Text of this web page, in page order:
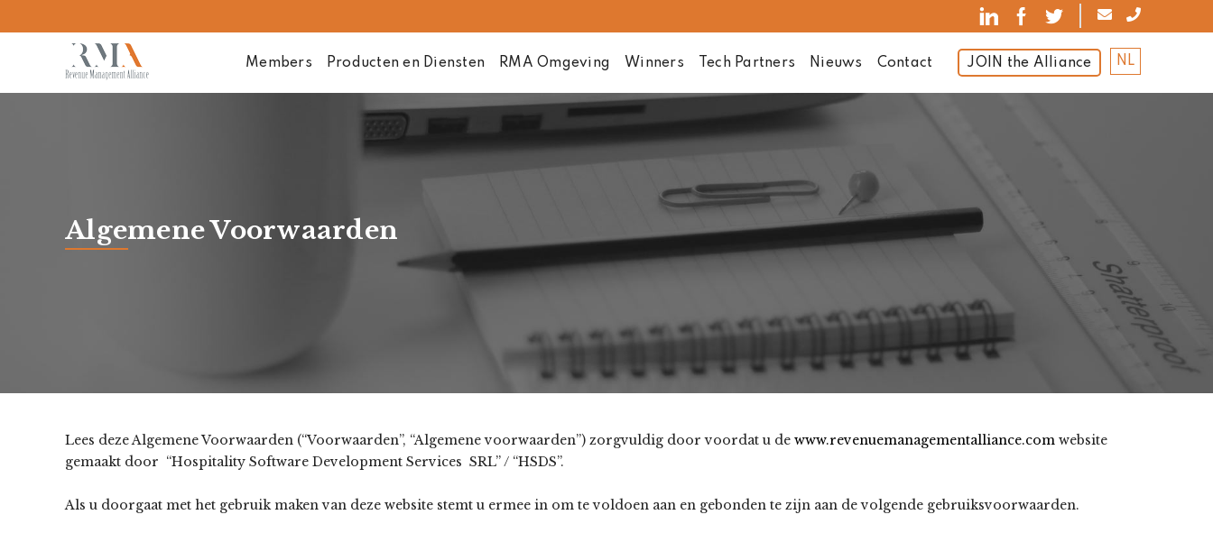
NL
JOIN the Alliance
Members Producten en Diensten RMA Omgeving Winners Tech Partners Nieuws Contact
Algemene Voorwaarden
Lees deze Algemene Voorwaarden (“Voorwaarden”, “Algemene voorwaarden”) zorgvuldig door voordat u de www.revenuemanagementalliance.com website
gemaakt door “Hospitality Software Development Services SRL” / “HSDS”.
Als u doorgaat met het gebruik maken van deze website stemt u ermee in om te voldoen aan en gebonden te zijn aan de volgende gebruiksvoorwaarden.